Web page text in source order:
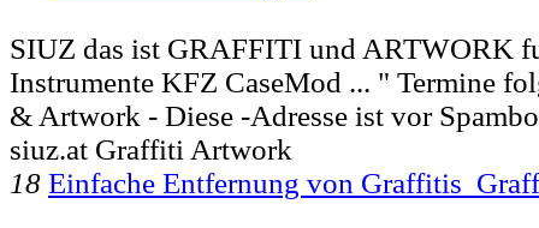
SIUZ das ist GRAFFITI und ARTWORK
Instrumente KFZ CaseMod ... " Termine
& Artwork - Diese -Adresse ist vor
siuz.at Graffiti Artwork
18 Einfache Entfernung von Graffitis